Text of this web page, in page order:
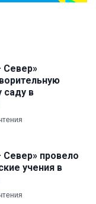
Север»
в
провело
учения в